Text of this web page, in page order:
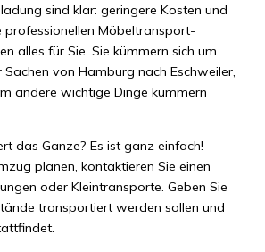
sind klar: geringere Kosten und
professionellen Möbeltransport-
alles für Sie. Sie kümmern sich um
von Hamburg nach Eschweiler,
andere wichtige Dinge kümmern
das Ganze? Es ist ganz einfach!
planen, kontaktieren Sie einen
oder Kleintransporte. Geben Sie
transportiert werden sollen und